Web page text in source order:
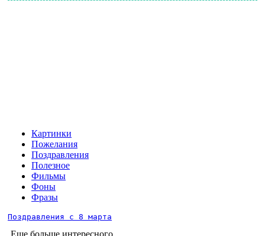
Картинки
Пожелания
Поздравления
Полезное
Фильмы
Фоны
Фразы
Поздравления с 8 марта
Еще больше интересного